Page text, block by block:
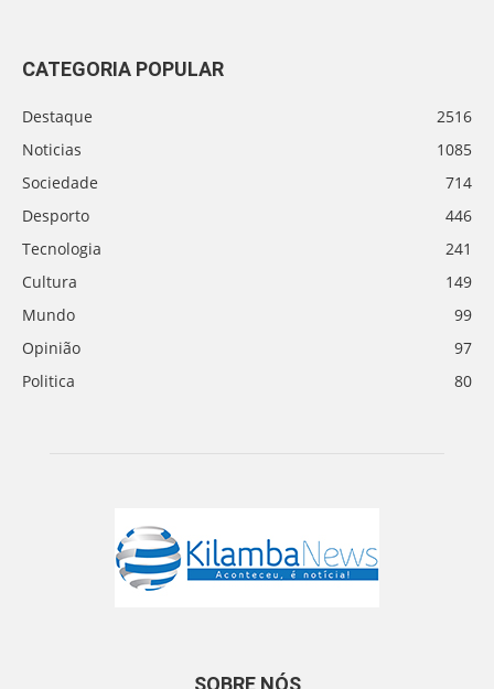
CATEGORIA POPULAR
Destaque
2516
Noticias
1085
Sociedade
714
Desporto
446
Tecnologia
241
Cultura
149
Mundo
99
Opinião
97
Politica
80
SOBRE NÓS